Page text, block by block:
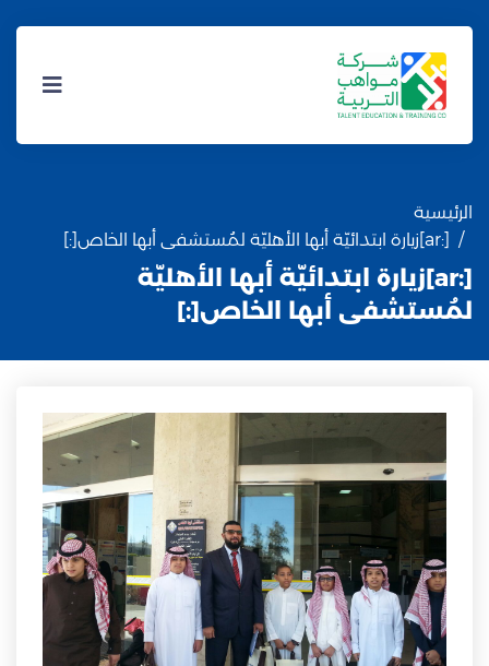
الرئيسية
[:ar]زيارة ابتدائيّة أبها الأهليّة لمُستشفى أبها الخاص[:]
[:ar]زيارة ابتدائيّة أبها الأهليّة
لمُستشفى أبها الخاص[:]